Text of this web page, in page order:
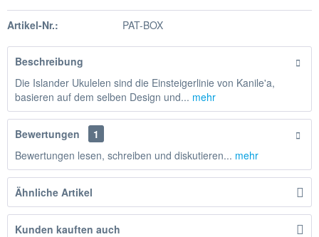
Artikel-Nr.: PAT-BOX
Beschreibung
Die Islander Ukulelen sind die Einsteigerlinie von Kanile'a,
basieren auf dem selben Design und... mehr
Bewertungen
1
Bewertungen lesen, schreiben und diskutieren... mehr
Ähnliche Artikel
Kunden kauften auch